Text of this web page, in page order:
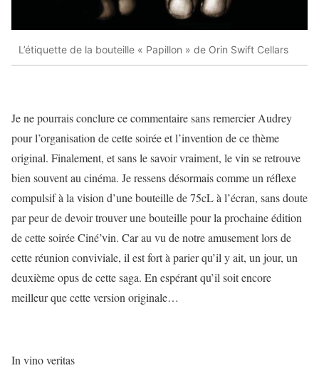
L’étiquette de la bouteille « Papillon » de Orin Swift Cellars
Je ne pourrais conclure ce commentaire sans remercier Audrey
pour l’organisation de cette soirée et l’invention de ce thème
original. Finalement, et sans le savoir vraiment, le vin se retrouve
bien souvent au cinéma. Je ressens désormais comme un réflexe
compulsif à la vision d’une bouteille de 75cL à l’écran, sans doute
par peur de devoir trouver une bouteille pour la prochaine édition
de cette soirée Ciné’vin. Car au vu de notre amusement lors de
cette réunion conviviale, il est fort à parier qu’il y ait, un jour, un
deuxième opus de cette saga. En espérant qu’il soit encore
meilleur que cette version originale…
In vino veritas